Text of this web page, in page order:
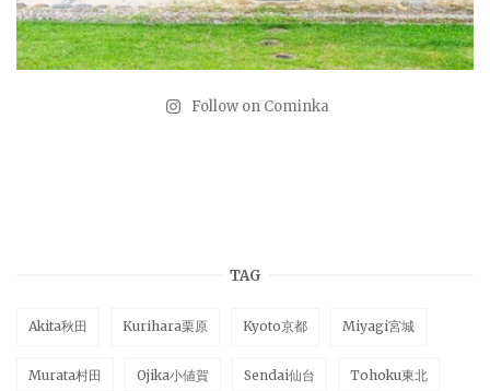
Follow on Cominka
TAG
Akita秋田 Kurihara栗原 Kyoto京都 Miyagi宮城
Murata村田 Ojika小値賀 Sendai仙台 Tohoku東北